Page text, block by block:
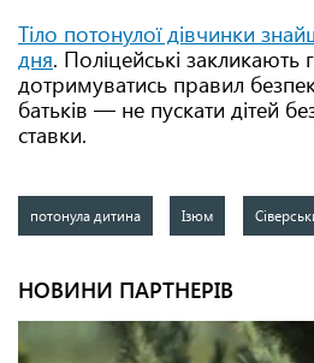
Тіло потонулої дівчинки
дня. Поліцейські закликають
дотримуватись правил
батьків — не пускати дітей
ставки.
потонула дитина Ізюм